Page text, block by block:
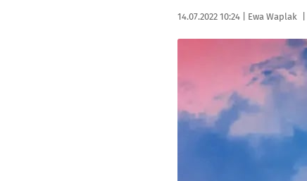
Data publikacji:
14.07.2022 10:24 | Autor:
Ewa Waplak
Kliknij, aby powiększyć